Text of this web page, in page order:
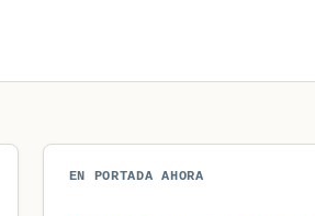
EN PORTADA AHORA